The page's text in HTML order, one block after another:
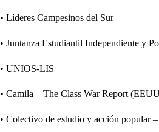
• Líderes Campesinos del Sur
• Juntanza Estudiantil Independiente y
• UNIOS-LIS
• Camila – The Class War Report
• Colectivo de estudio y acción popular